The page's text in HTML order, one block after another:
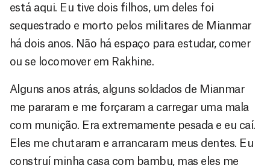
está aqui. Eu tive dois filhos, um deles foi
sequestrado e morto pelos militares de Mianmar
há dois anos. Não há espaço para estudar, comer
ou se locomover em Rakhine.
Alguns anos atrás, alguns soldados de Mianmar
me pararam e me forçaram a carregar uma mala
com munição. Era extremamente pesada e eu caí.
Eles me chutaram e arrancaram meus dentes. Eu
construí minha casa com bambu, mas eles me